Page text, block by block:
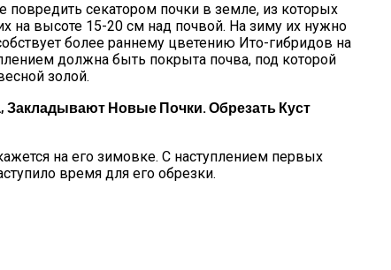
секатором почки в земле, из которых
на высоте 15-20 см над почвой. На зиму их нужно
более раннему цветению Ито-гибридов на
должна быть покрыта почва, под которой
золой.
Новые Почки. Обрезать Куст
на его зимовке. С наступлением первых
время для его обрезки.